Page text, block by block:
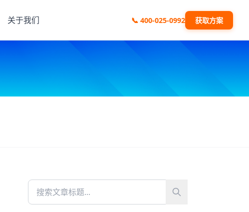
关于我们 📞 400-025-0992 获取方案